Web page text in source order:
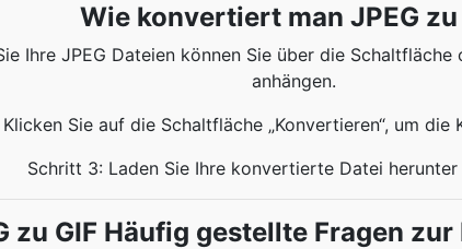
Wie konvertiert man JPEG zu
Ihre JPEG Dateien können Sie über die
anhängen.
Sie auf die Schaltfläche „Konvertieren“, um
Schritt 3: Laden Sie Ihre konvertierte Datei herunter
zu GIF Häufig gestellte Fragen